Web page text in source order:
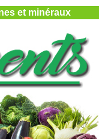
et minéraux